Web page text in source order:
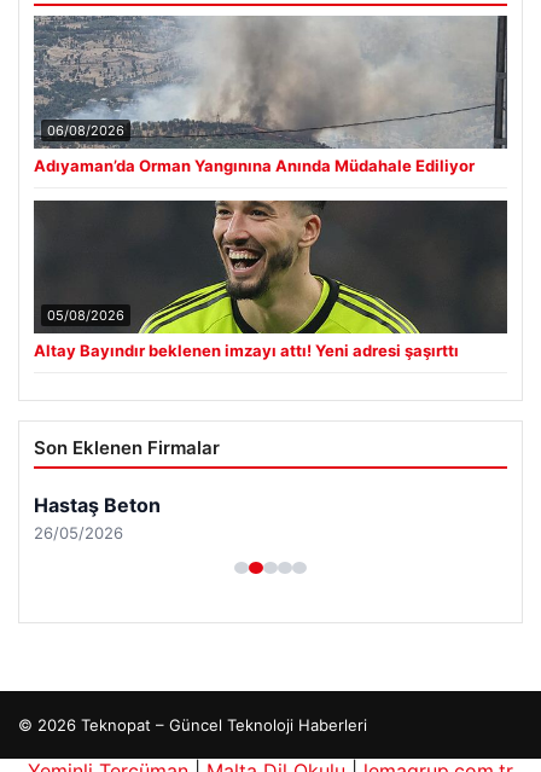
06/08/2026
Adıyaman’da Orman Yangınına Anında Müdahale Ediliyor
05/08/2026
Altay Bayındır beklenen imzayı attı! Yeni adresi şaşırttı
Son Eklenen Firmalar
Hastaş Beton
26/05/2026
© 2026 Teknopat – Güncel Teknoloji Haberleri